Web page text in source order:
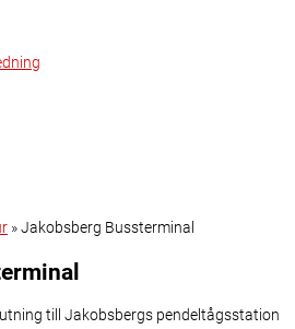
»Jakobsberg Bussterminal
till Jakobsbergs pendeltågsstation